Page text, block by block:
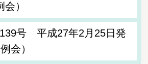
）
号 平成27年2月25日発
会）